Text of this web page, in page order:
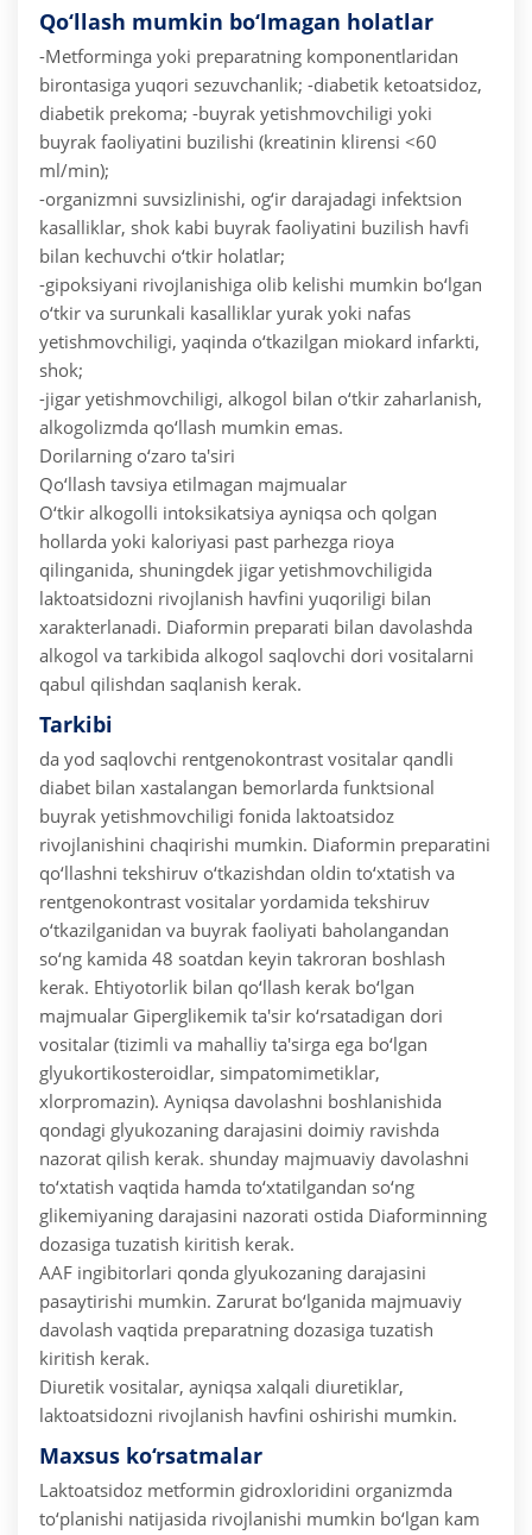
Qo‘llash mumkin bo‘lmagan holatlar
-Metforminga yoki preparatning komponentlaridan
birontasiga yuqori sezuvchanlik; -diabetik ketoatsidoz,
diabetik prekoma; -buyrak yetishmovchiligi yoki
buyrak faoliyatini buzilishi (kreatinin klirensi <60
ml/min);
-organizmni suvsizlinishi, og‘ir darajadagi infektsion
kasalliklar, shok kabi buyrak faoliyatini buzilish havfi
bilan kechuvchi o‘tkir holatlar;
-gipoksiyani rivojlanishiga olib kelishi mumkin bo‘lgan
o‘tkir va surunkali kasalliklar yurak yoki nafas
yetishmovchiligi, yaqinda o‘tkazilgan miokard infarkti,
shok;
-jigar yetishmovchiligi, alkogol bilan o‘tkir zaharlanish,
alkogolizmda qo‘llash mumkin emas.
Dorilarning o‘zaro ta'siri
Qo‘llash tavsiya etilmagan majmualar
O‘tkir alkogolli intoksikatsiya ayniqsa och qolgan
hollarda yoki kaloriyasi past parhezga rioya
qilinganida, shuningdek jigar yetishmovchiligida
laktoatsidozni rivojlanish havfini yuqoriligi bilan
xarakterlanadi. Diaformin preparati bilan davolashda
alkogol va tarkibida alkogol saqlovchi dori vositalarni
qabul qilishdan saqlanish kerak.
Tarkibi
da yod saqlovchi rentgenokontrast vositalar qandli
diabet bilan xastalangan bemorlarda funktsional
buyrak yetishmovchiligi fonida laktoatsidoz
rivojlanishini chaqirishi mumkin. Diaformin preparatini
qo‘llashni tekshiruv o‘tkazishdan oldin to‘xtatish va
rentgenokontrast vositalar yordamida tekshiruv
o‘tkazilganidan va buyrak faoliyati baholangandan
so‘ng kamida 48 soatdan keyin takroran boshlash
kerak. Ehtiyotorlik bilan qo‘llash kerak bo‘lgan
majmualar Giperglikemik ta'sir ko‘rsatadigan dori
vositalar (tizimli va mahalliy ta'sirga ega bo‘lgan
glyukortikosteroidlar, simpatomimetiklar,
xlorpromazin). Ayniqsa davolashni boshlanishida
qondagi glyukozaning darajasini doimiy ravishda
nazorat qilish kerak. shunday majmuaviy davolashni
to‘xtatish vaqtida hamda to‘xtatilgandan so‘ng
glikemiyaning darajasini nazorati ostida Diaforminning
dozasiga tuzatish kiritish kerak.
AAF ingibitorlari qonda glyukozaning darajasini
pasaytirishi mumkin. Zarurat bo‘lganida majmuaviy
davolash vaqtida preparatning dozasiga tuzatish
kiritish kerak.
Diuretik vositalar, ayniqsa xalqali diuretiklar,
laktoatsidozni rivojlanish havfini oshirishi mumkin.
Maxsus ko‘rsatmalar
Laktoatsidoz metformin gidroxloridini organizmda
to‘planishi natijasida rivojlanishi mumkin bo‘lgan kam